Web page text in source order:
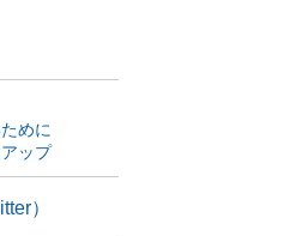
めに
ップ
）